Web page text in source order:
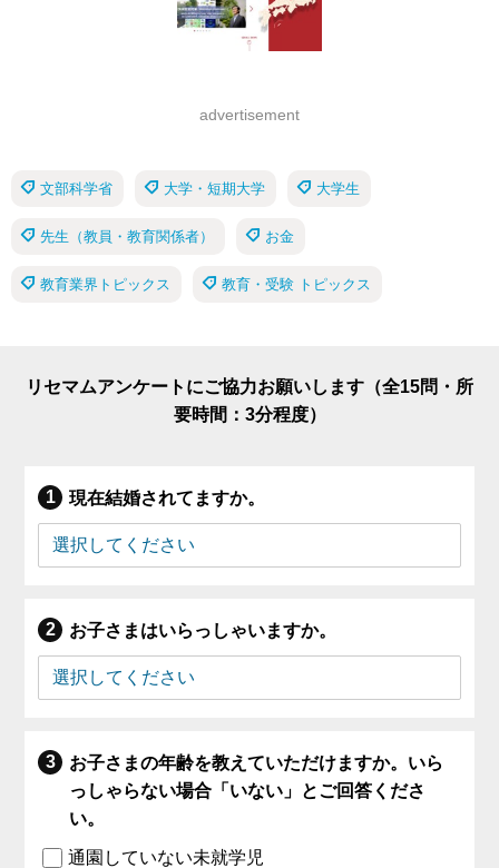
advertisement
文部科学省 大学・短期大学 大学生
先生（教員・教育関係者） お金
教育業界トピックス 教育・受験 トピックス
リセマムアンケートにご協力お願いします（全15問・所
要時間：3分程度）
現在結婚されてますか。
お子さまはいらっしゃいますか。
お子さまの年齢を教えていただけますか。いら
っしゃらない場合「いない」とご回答くださ
い。
通園していない未就学児